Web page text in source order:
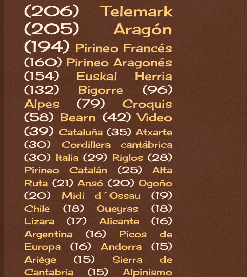
(206)
Telemark
(205)
Aragón
(194) Pirineo Francés
(160) Pirineo Aragonés
(154)
Euskal Herria
(132)
Bigorre
(96)
Alpes
(79)
Croquis
(58) Bearn (42) Video
(39) Cataluña (35) Atxarte
(30)
Cordillera cantábrica
(30) Italia (29) Riglos (28)
Pirineo Catalán
(25)
Alta
Ruta (21) Ansó (20) Ogoño
(20)
Midi d´Ossau
(19)
Chile
(18) Queyras
(18)
Lizara
(17) Alicante
(16)
Argentina
(16)
Picos de
Europa
(16) Andorra
(15)
Ariège
(15)
Sierra de
Cantabria
(15) Alpinismo